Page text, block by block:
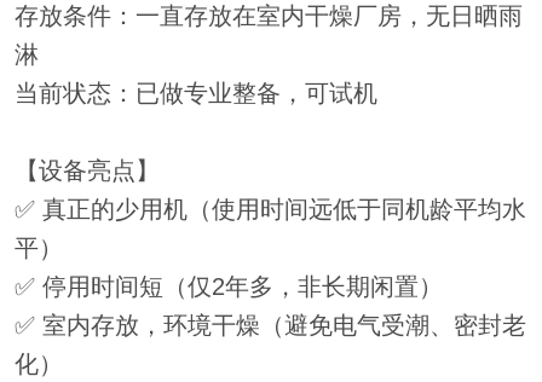
存放条件：一直存放在室内干燥厂房，无日晒雨
淋
当前状态：已做专业整备，可试机
【设备亮点】
✅ 真正的少用机（使用时间远低于同机龄平均水
平）
✅ 停用时间短（仅2年多，非长期闲置）
✅ 室内存放，环境干燥（避免电气受潮、密封老
化）